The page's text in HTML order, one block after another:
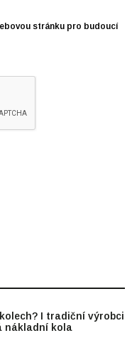
stránku pro budoucí
I tradiční výrobci
nákladní kola